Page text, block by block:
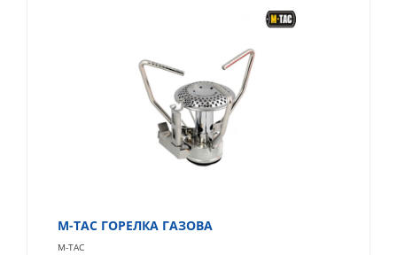
M-TAC ГОРЕЛКА ГАЗОВА
M-TAC